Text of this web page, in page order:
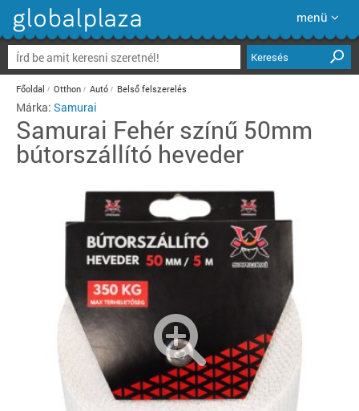
menü
Keresés
Főoldal Otthon Autó Belső felszerelés
Márka: Samurai
Samurai Fehér színű 50mm
bútorszállító heveder